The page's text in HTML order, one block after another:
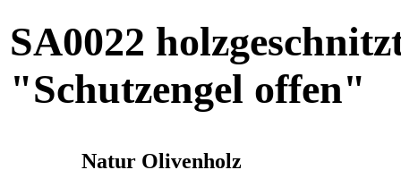
SA0022
"Schutzengel offen"
Natur Olivenholz